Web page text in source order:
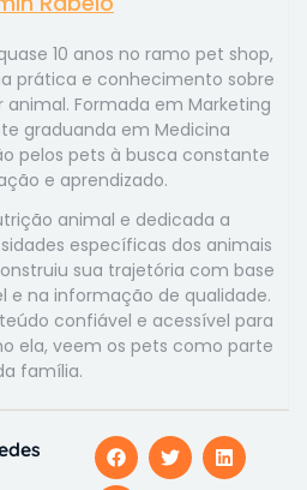
10 anos no ramo pet shop,
prática e conhecimento sobre
Formada em Marketing
graduanda em Medicina
pelos pets à busca constante
e aprendizado.
animal e dedicada a
específicas dos animais
sua trajetória com base
e na informação de qualidade.
confiável e acessível para
ela, veem os pets como parte
família.